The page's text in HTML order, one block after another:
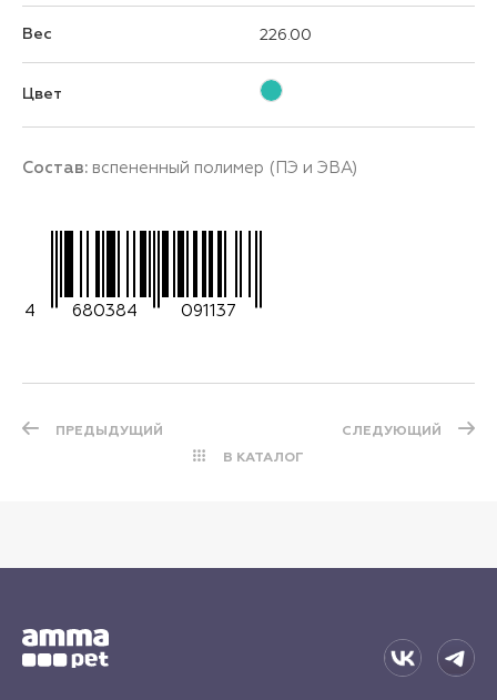
Вес 226.00
Цвет
Состав: вспененный полимер (ПЭ и ЭВА)
4 680384 091137
ПРЕДЫДУЩИЙ
В КАТАЛОГ
СЛЕДУЮЩИЙ